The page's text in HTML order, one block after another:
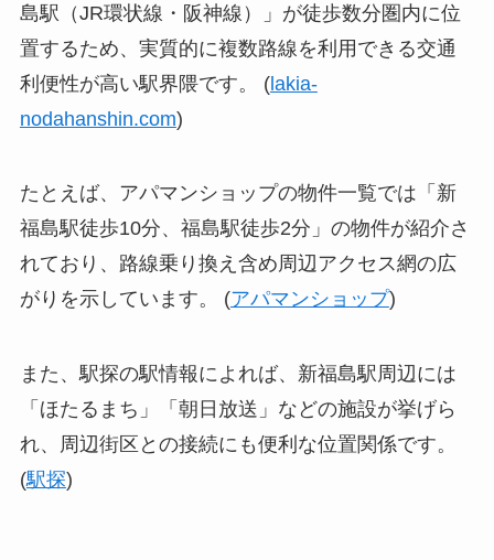
島駅（JR環状線・阪神線）」が徒歩数分圏内に位
置するため、実質的に複数路線を利用できる交通
利便性が高い駅界隈です。 (lakia-
nodahanshin.com)
たとえば、アパマンショップの物件一覧では「新
福島駅徒歩10分、福島駅徒歩2分」の物件が紹介さ
れており、路線乗り換え含め周辺アクセス網の広
がりを示しています。 (アパマンショップ)
また、駅探の駅情報によれば、新福島駅周辺には
「ほたるまち」「朝日放送」などの施設が挙げら
れ、周辺街区との接続にも便利な位置関係です。
(駅探)